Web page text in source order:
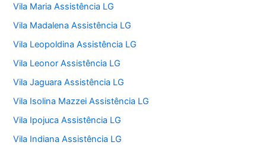
Vila Maria Assistência LG
Vila Madalena Assistência LG
Vila Leopoldina Assistência LG
Vila Leonor Assistência LG
Vila Jaguara Assistência LG
Vila Isolina Mazzei Assistência LG
Vila Ipojuca Assistência LG
Vila Indiana Assistência LG